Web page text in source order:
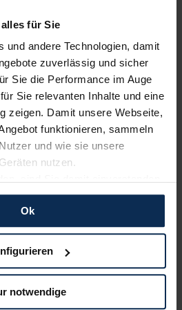
für Sie
und andere Technologien, damit
zuverlässig und sicher
Sie die Performance im Auge
Sie relevanten Inhalte und eine
zeigen. Damit unsere Webseite,
funktionieren, sammeln
und wie sie unsere
nutzen.
für unseren Service zu
an Dritte weiterzugeben,
Falls Sie dem nicht
wir uns auf die
und Sie somit nicht
Ihrem Neuwagen unterstützen.
Ok
notwendige
Hyundai